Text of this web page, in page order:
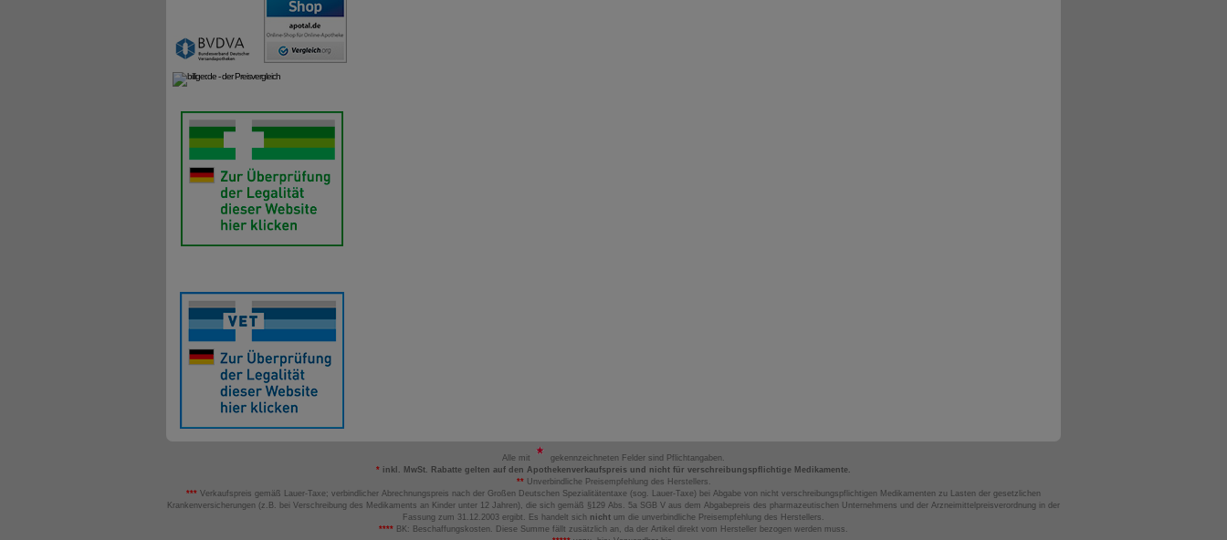
Alle mit
gekennzeichneten Felder sind Pflichtangaben.
* inkl. MwSt. Rabatte gelten auf den Apothekenverkaufspreis und nicht für verschreibungspflichtige Medikamente.
**Unverbindliche Preisempfehlung des Herstellers.
*** Verkaufspreis gemäß Lauer-Taxe; verbindlicher Abrechnungspreis nach der Großen Deutschen Spezialitätentaxe (sog. Lauer-Taxe) bei Abgabe von nicht verschreibungspflichtigen Medikamenten zu Lasten der gesetzlichen
Krankenversicherungen (z.B. bei Verschreibung des Medikaments an Kinder unter 12 Jahren), die sich gemäß §129 Abs. 5a SGB V aus dem Abgabepreis des pharmazeutischen Unternehmens und der Arzneimittelpreisverordnung in der
Fassung zum 31.12.2003 ergibt. Es handelt sich nicht um die unverbindliche Preisempfehlung des Herstellers.
**** BK: Beschaffungskosten. Diese Summe fällt zusätzlich an, da der Artikel direkt vom Hersteller bezogen werden muss.